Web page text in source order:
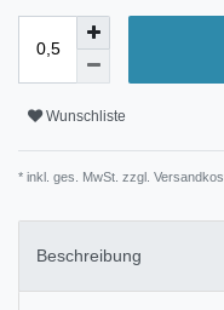
Wunschliste
* inkl. ges. MwSt. zzgl.
Beschreibung